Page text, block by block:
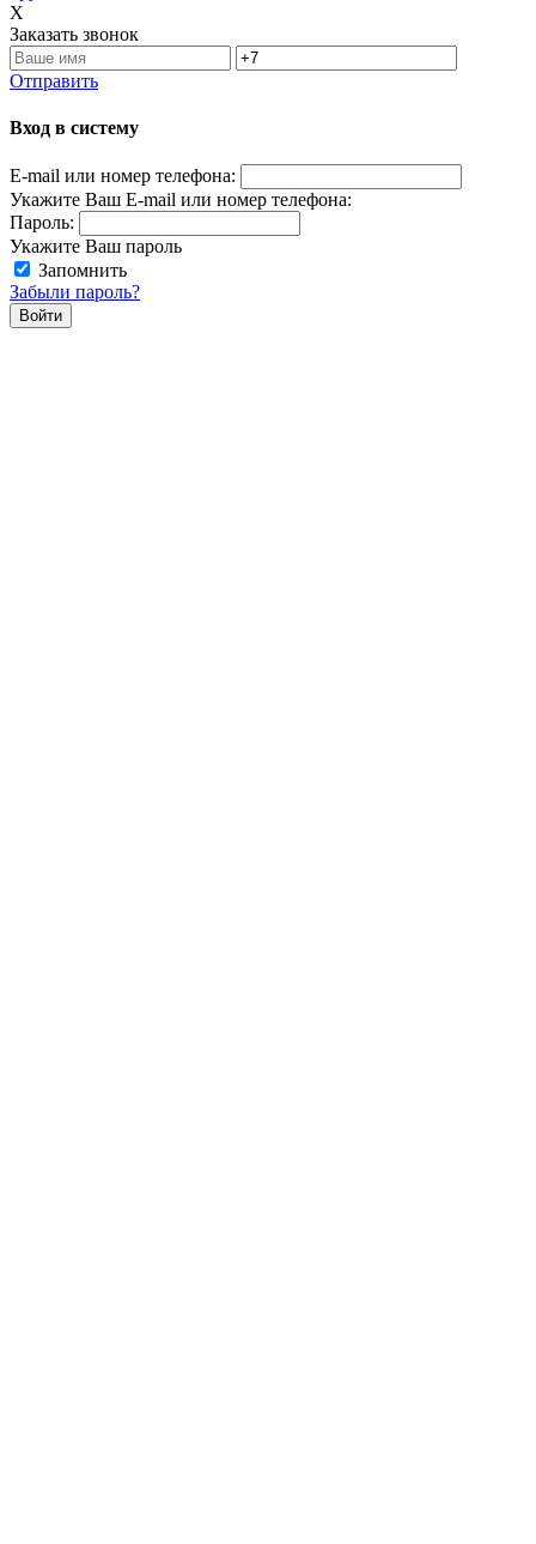
X
Заказать звонок
Отправить
Вход в систему
E-mail или номер телефона:
Укажите Ваш E-mail или номер телефона:
Пароль:
Укажите Ваш пароль
Запомнить
Забыли пароль?